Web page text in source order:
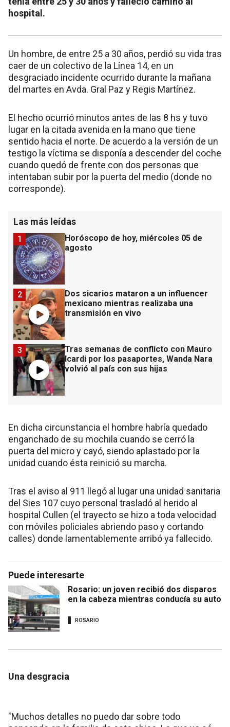
hospital.
Un hombre, de entre 25 a 30 años, perdió su vida tras
caer de un colectivo de la Línea 14, en un
desgraciado incidente ocurrido durante la mañana
del martes en Avda. Gral Paz y Regis Martínez.
El hecho ocurrió minutos antes de las 8 hs y tuvo
lugar en la citada avenida en la mano que tiene
sentido hacia el norte. De acuerdo a la versión de un
testigo la víctima se disponía a descender del coche
cuando quedó de frente con dos personas que
intentaban subir por la puerta del medio (donde no
corresponde).
Las más leídas
Horóscopo de hoy, miércoles 05 de
agosto
1
Dos sicarios mataron a un influencer
mexicano mientras realizaba una
transmisión en vivo
2
Tras semanas de conflicto con Mauro
Icardi por los pasaportes, Wanda Nara
volvió al país con sus hijas
3
En dicha circunstancia el hombre habría quedado
enganchado de su mochila cuando se cerró la
puerta del micro y cayó, siendo aplastado por la
unidad cuando ésta reinició su marcha.
Tras el aviso al 911 llegó al lugar una unidad sanitaria
del Sies 107 cuyo personal trasladó al herido al
hospital Cullen (el trayecto se hizo a toda velocidad
con móviles policiales abriendo paso y cortando
calles) donde lamentablemente arribó ya fallecido.
Puede interesarte
Rosario: un joven recibió dos disparos
en la cabeza mientras conducía su auto
ROSARIO
Una desgracia
"Muchos detalles no puedo dar sobre todo